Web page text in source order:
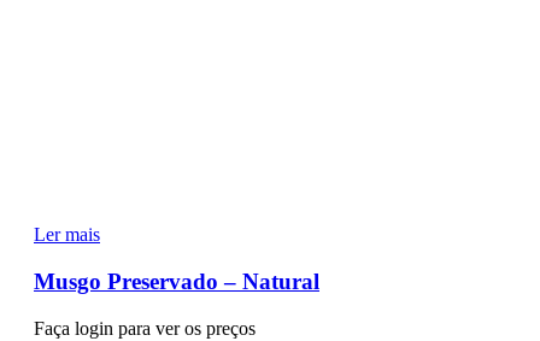
Ler mais
Musgo Preservado – Natural
Faça login para ver os preços